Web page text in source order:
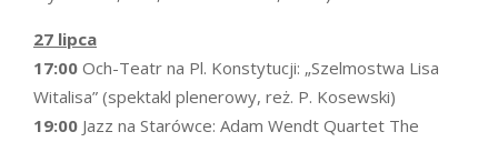
27 lipca
17:00 Och-Teatr na Pl. Konstytucji: „Szelmostwa Lisa
Witalisa” (spektakl plenerowy, reż. P. Kosewski)
19:00 Jazz na Starówce: Adam Wendt Quartet The